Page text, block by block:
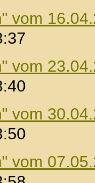
vom
vom
vom
vom